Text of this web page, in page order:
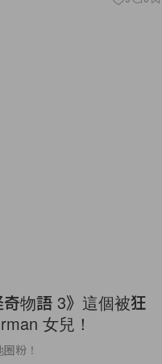
物語 3》這個被狂
女兒！
粉！